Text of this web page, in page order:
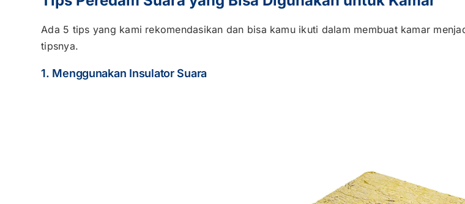
Ada 5 tips yang kami rekomendasikan dan bisa kamu ikuti dalam membuat kamar
tipsnya.
1. Menggunakan Insulator Suara